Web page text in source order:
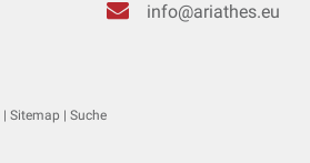
info@ariathes.eu
| Sitemap | Suche